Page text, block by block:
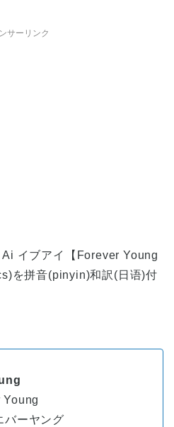
サーリンク
イブアイ【Forever Young
を拼音(pinyin)和訳(日语)付
Young
バーヤング